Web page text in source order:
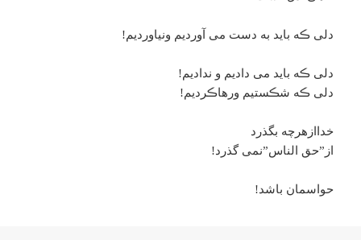
دلی ڪه باید به دست می آوردیم ونیاوردیم!
دلی ڪه باید می دادیم و ندادیم!
دلی ڪه شڪستیم ورهاڪردیم!
خداازهرچه بگذرد
از”حق الناس”نمی گذرد!
حواسمان باشد!